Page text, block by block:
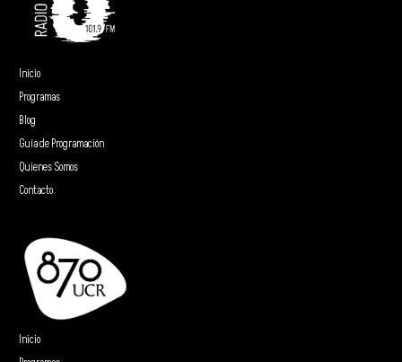
Inicio
Programas
Blog
Guía de Programación
Quienes Somos
Contacto
Inicio